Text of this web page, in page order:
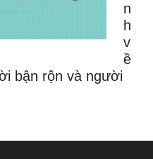
n
h
v
ề
bận rộn và người